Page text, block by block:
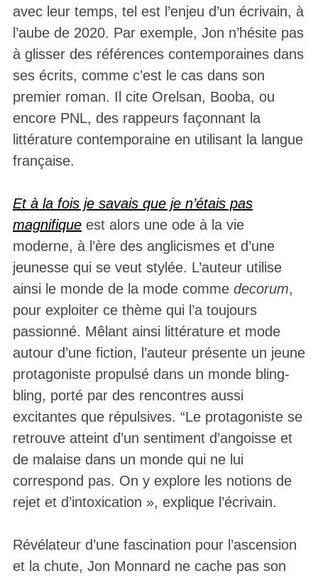
avec leur temps, tel est l’enjeu d’un écrivain, à
l’aube de 2020. Par exemple, Jon n’hésite pas
à glisser des références contemporaines dans
ses écrits, comme c’est le cas dans son
premier roman. Il cite Orelsan, Booba, ou
encore PNL, des rappeurs façonnant la
littérature contemporaine en utilisant la langue
française.
Et à la fois je savais que je n’étais pas
magnifiqueest alors une ode à la vie
moderne, à l’ère des anglicismes et d’une
jeunesse qui se veut stylée. L’auteur utilise
ainsi le monde de la mode comme decorum,
pour exploiter ce thème qui l’a toujours
passionné. Mêlant ainsi littérature et mode
autour d’une fiction, l’auteur présente un jeune
protagoniste propulsé dans un monde bling-
bling, porté par des rencontres aussi
excitantes que répulsives. “Le protagoniste se
retrouve atteint d’un sentiment d’angoisse et
de malaise dans un monde qui ne lui
correspond pas. On y explore les notions de
rejet et d’intoxication », explique l’écrivain.
Révélateur d’une fascination pour l’ascension
et la chute, Jon Monnard ne cache pas son